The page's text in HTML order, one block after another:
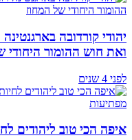
יהודי קורדובה
ואת חוש ההומור היחודי
לפני 4 שנים
איפה הכי טוב ליהודים